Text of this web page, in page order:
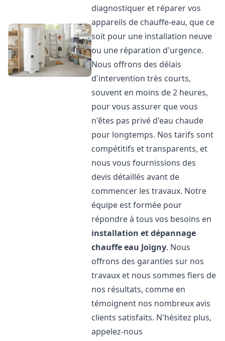
diagnostiquer et réparer vos
appareils de chauffe-eau, que ce
soit pour une installation neuve
ou une réparation d'urgence.
Nous offrons des délais
d'intervention très courts,
souvent en moins de 2 heures,
pour vous assurer que vous
n'êtes pas privé d'eau chaude
pour longtemps. Nos tarifs sont
compétitifs et transparents, et
nous vous fournissions des
devis détaillés avant de
commencer les travaux. Notre
équipe est formée pour
répondre à tous vos besoins en
installation et dépannage
chauffe eau Joigny. Nous
offrons des garanties sur nos
travaux et nous sommes fiers de
nos résultats, comme en
témoignent nos nombreux avis
clients satisfaits. N'hésitez plus,
appelez-nous